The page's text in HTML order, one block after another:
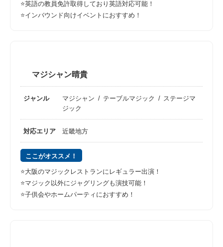
⭐️英語の教員免許取得しており英語対応可能！
⭐️インバウンド向けイベントにおすすめ！
マジシャン晴貴
ジャンル マジシャン テーブルマジック
ステージマ
ジック
対応エリア 近畿地方
ここがオススメ！
⭐️大阪のマジックレストランにレギュラー出演！
⭐️マジック以外にジャグリングも演技可能！
⭐️子供会やホームパーティにおすすめ！